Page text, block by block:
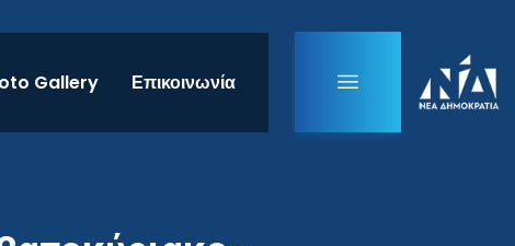
Gallery Επικοινωνία